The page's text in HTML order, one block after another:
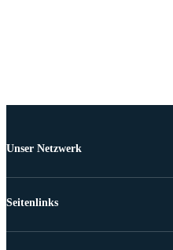
Unser Netzwerk
Seitenlinks